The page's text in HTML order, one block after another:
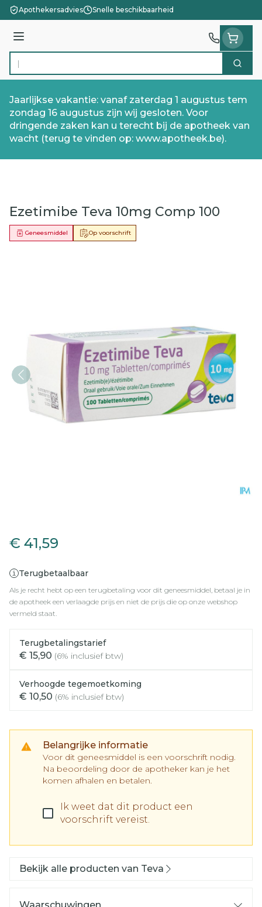
Ga naar de inhoud
Apothekersadvies Snelle beschikbaarheid
Menu
Product, merk, categorie... Zoek
Jaarlijkse vakantie: vanaf zaterdag 1 augustus tem
zondag 16 augustus zijn wij gesloten. Voor
dringende zaken kan u terecht bij de apotheek van
wacht (terug te vinden op: www.apotheek.be).
Ezetimibe Teva 10mg Comp 100
Op voorschrift
Geneesmiddel
€ 41,59
Terugbetaalbaar
Als je recht hebt op een terugbetaling voor dit geneesmiddel, betaal je in
de apotheek een verlaagde prijs en niet de prijs die op onze webshop
vermeld staat.
Terugbetalingstarief
€ 15,90 (6% inclusief btw)
Verhoogde tegemoetkoming
€ 10,50 (6% inclusief btw)
Belangrijke informatie
Voor dit geneesmiddel is een voorschrift nodig.
Na beoordeling door de apotheker kan je het
komen afhalen en betalen.
Ik weet dat dit product een
voorschrift vereist.
Bekijk alle producten van Teva